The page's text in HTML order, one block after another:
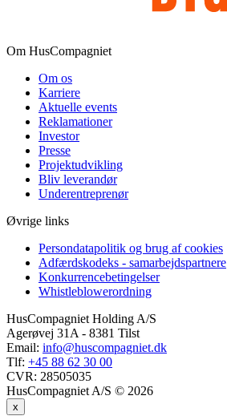
Om HusCompagniet
Om os
Karriere
Aktuelle events
Reklamationer
Investor
Presse
Projektudvikling
Bliv leverandør
Underentreprenør
Øvrige links
Persondatapolitik og brug af cookies
Adfærdskodeks - samarbejdspartnere
Konkurrencebetingelser
Whistleblowerordning
HusCompagniet Holding A/S
Agerøvej 31A - 8381 Tilst
Email: info@huscompagniet.dk
Tlf: +45 88 62 30 00
CVR: 28505035
HusCompagniet A/S © 2026
x